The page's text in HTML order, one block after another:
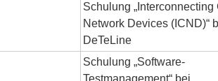
Schulung „Interconnecting
Network Devices (ICND)“
DeTeLine
Schulung „Software-
Testmanagement“ bei